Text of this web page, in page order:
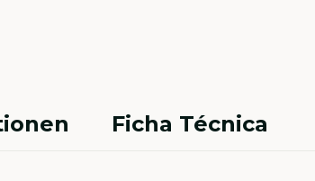
Ficha Técnica